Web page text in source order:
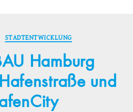
Kategorien
STADTENTWICKLUNG
Hamburg
und